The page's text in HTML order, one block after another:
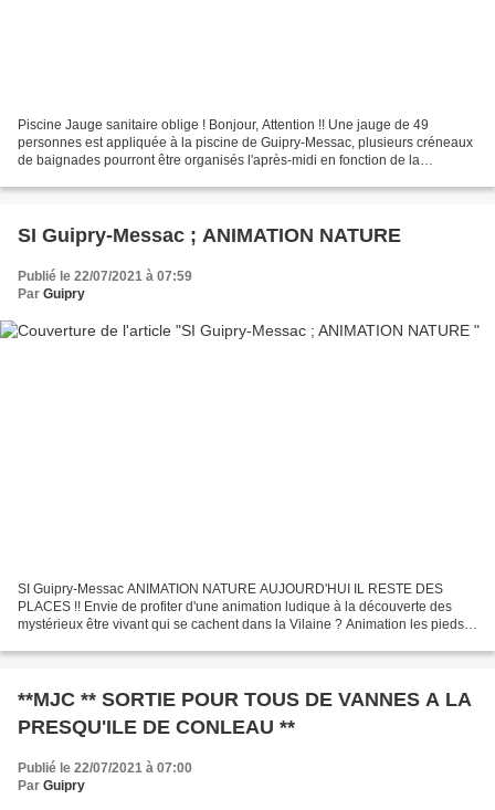
Piscine Jauge sanitaire oblige ! Bonjour, Attention !! Une jauge de 49
personnes est appliquée à la piscine de Guipry-Messac, plusieurs créneaux
de baignades pourront être organisés l'après-midi en fonction de la
SI Guipry-Messac ; ANIMATION NATURE
Publié le 22/07/2021 à 07:59
Par Guipry
SI Guipry-Messac ANIMATION NATURE AUJOURD'HUI IL RESTE DES
PLACES !! Envie de profiter d'une animation ludique à la découverte des
mystérieux être vivant qui se cachent dans la Vilaine ? Animation les pieds
**MJC ** SORTIE POUR TOUS DE VANNES A LA
PRESQU'ILE DE CONLEAU **
Publié le 22/07/2021 à 07:00
Par Guipry